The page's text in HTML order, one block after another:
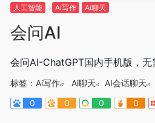
人工智能 Ai写作 Ai聊天
会问AI
会问AI-ChatGPT国内手机版，无
标签： Ai写作 Ai聊天
AI会话聊天
0
0 0 0